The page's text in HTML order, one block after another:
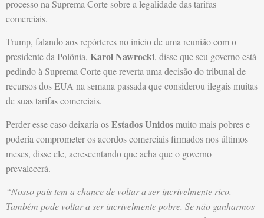
processo na Suprema Corte sobre a legalidade das tarifas
comerciais.
Trump, falando aos repórteres no início de uma reunião com o
presidente da Polônia, Karol Nawrocki, disse que seu governo está
pedindo à Suprema Corte que reverta uma decisão do tribunal de
recursos dos EUA na semana passada que considerou ilegais muitas
de suas tarifas comerciais.
Perder esse caso deixaria osEstados Unidosmuito mais pobres e
poderia comprometer os acordos comerciais firmados nos últimos
meses, disse ele, acrescentando que acha que o governo
prevalecerá.
“Nosso país tem a chance de voltar a ser incrivelmente rico.
Também pode voltar a ser incrivelmente pobre. Se não ganharmos